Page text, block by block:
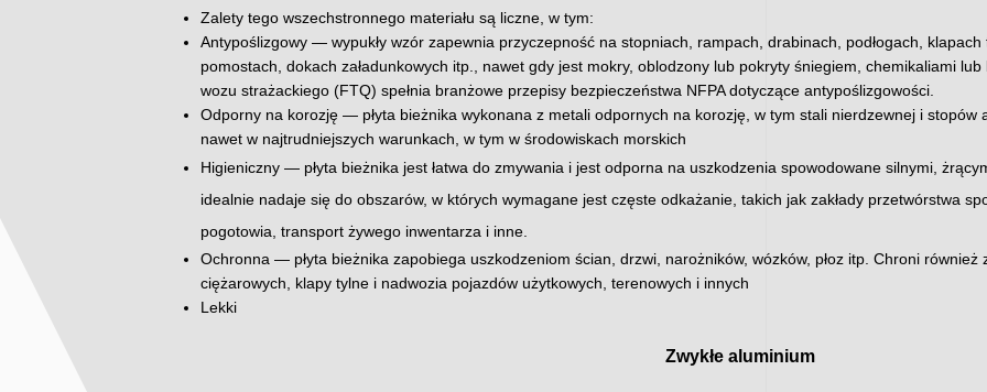
Zalety tego wszechstronnego materiału są liczne, w tym:
Antypoślizgowy — wypukły wzór zapewnia przyczepność na stopniach, rampach, drabinach, podłogach, klapach
pomostach, dokach załadunkowych itp., nawet gdy jest mokry, oblodzony lub pokryty śniegiem, chemikaliami lub
wozu strażackiego (FTQ) spełnia branżowe przepisy bezpieczeństwa NFPA dotyczące antypoślizgowości.
Odporny na korozję — płyta bieżnika wykonana z metali odpornych na korozję, w tym stali nierdzewnej i stopów
nawet w najtrudniejszych warunkach, w tym w środowiskach morskich
Higieniczny — płyta bieżnika jest łatwa do zmywania i jest odporna na uszkodzenia spowodowane silnymi,
idealnie nadaje się do obszarów, w których wymagane jest częste odkażanie, takich jak zakłady przetwórstwa
pogotowia, transport żywego inwentarza i inne.
Ochronna — płyta bieżnika zapobiega uszkodzeniom ścian, drzwi, narożników, wózków, płoz itp. Chroni
ciężarowych, klapy tylne i nadwozia pojazdów użytkowych, terenowych i innych
Lekki
Zwykłe aluminium